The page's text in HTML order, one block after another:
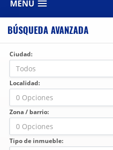
MENÚ
BÚSQUEDA AVANZADA
Ciudad:
Todos
Localidad:
0 Opciones
Zona / barrio:
0 Opciones
Tipo de inmueble: